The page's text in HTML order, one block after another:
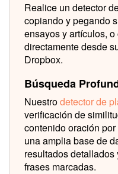
Realice un detector
copiando y pegando
ensayos y artículos,
directamente desde
Dropbox.
Búsqueda
Nuestrodetector de
verificación de
contenido oración
una amplia base de
resultados
frases marcadas.